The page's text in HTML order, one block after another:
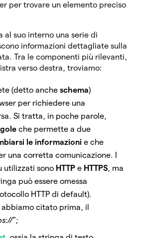
per trovare un elemento preciso
al suo interno una serie di
informazioni dettagliate sulla
Tra le componenti più rilevanti,
verso destra, troviamo:
(detto anche schema)
per richiedere una
Si tratta, in poche parole,
che permette a due
le informazioni e che
una corretta comunicazione. I
utilizzati sono HTTP e HTTPS, ma
può essere omessa
HTTP di default).
abbiamo citato prima, il
”;